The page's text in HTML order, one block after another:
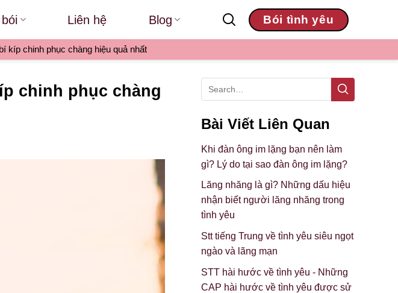
Liên hệ Blog Bói tình yêu
kíp chinh phục chàng hiệu quả nhất
chinh phục chàng
Bài Viết Liên Quan
Khi đàn ông im lặng bạn nên làm
gì? Lý do tại sao đàn ông im lặng?
Lăng nhăng là gì? Những dấu hiệu
nhận biết người lăng nhăng trong
tình yêu
Stt tiếng Trung về tình yêu siêu ngọt
ngào và lãng mạn
STT hài hước về tình yêu - Những
CAP hài hước về tình yêu được sử